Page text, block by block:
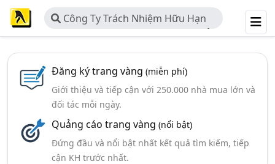
Công Ty Trách Nhiệm Hữu Hạn
Một Thành Viên Thương Mại Và Sản
Đăng ký trang vàng (miễn phí)
Giới thiệu và tiếp cận với 250.000 nhà mua lớn và
đối tác mỗi ngày.
Quảng cáo trang vàng (nổi bật)
Đứng đầu và nổi bật nhất kết quả tìm kiếm, tiếp
cận KH trước nhất.